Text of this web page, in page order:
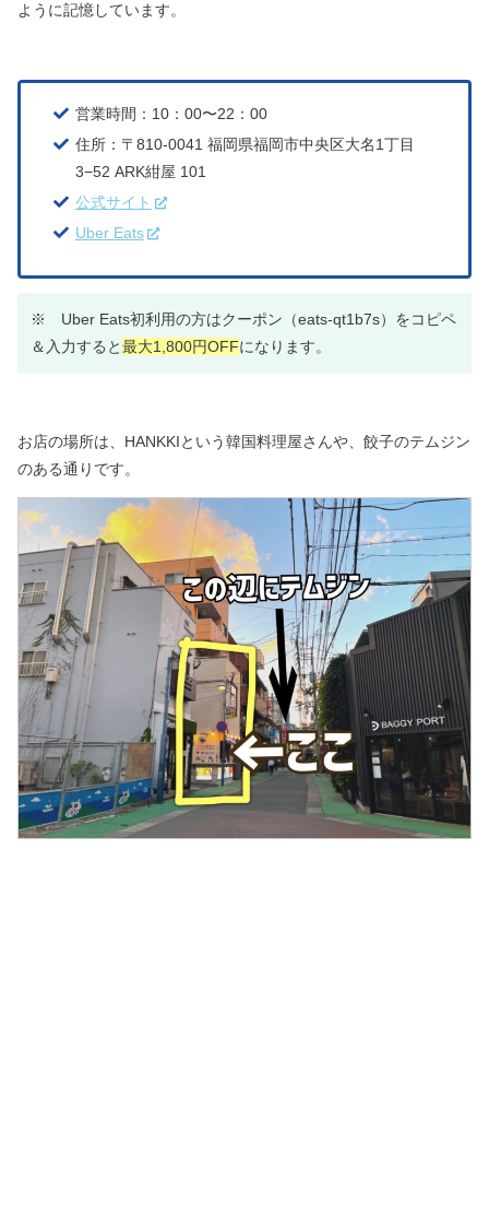
ように記憶しています。
営業時間：10：00〜22：00
住所：〒810-0041 福岡県福岡市中央区大名1丁目
3−52 ARK紺屋 101
公式サイト
Uber Eats
※ Uber Eats初利用の方はクーポン（eats-qt1b7s）をコピペ
＆入力すると最大1,800円OFFになります。
お店の場所は、HANKKIという韓国料理屋さんや、餃子のテムジン
のある通りです。